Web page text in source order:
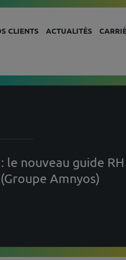
CLIENTS ACTUALITÉS
nouveau guide
Amnyos)